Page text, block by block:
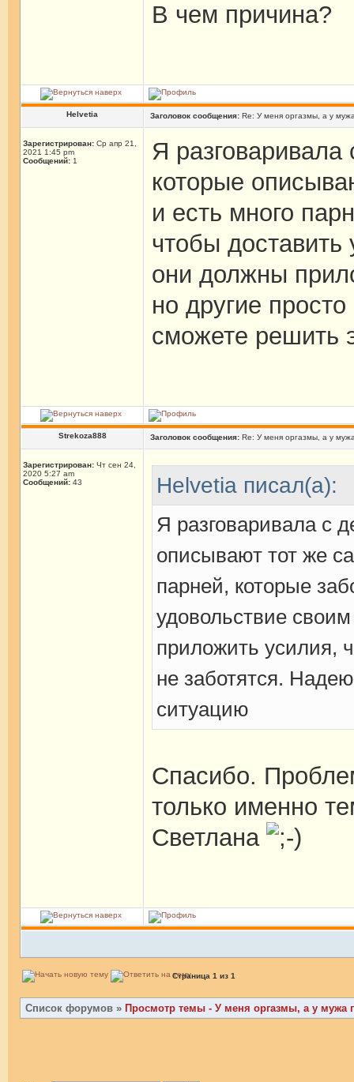
В чем причина?
Helvetia Заголовок сообщения: Re: У меня оргазмы, а у
Зарегистрирован: Ср апр 21,
2021 1:45 pm
Сообщений: 1
Я
которые
и есть много
чтобы
они должны
но другие
сможете решить
Strekoza888 Заголовок сообщения: Re: У меня оргазмы, а у
Зарегистрирован: Чт сен 24,
2020 5:27 am
Сообщений: 43 Helvetia писал(а):
Я разговаривала с
описывают тот же
парней, которые
удовольствие
приложить усилия,
не заботятся.
ситуацию
Спасибо.
только именно
Светлана
Страница 1 из 1
Список форумов » Просмотр темы - У меня оргазмы, а у мужа